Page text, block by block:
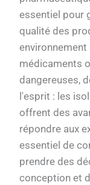
essentiel pour
qualité des
médicaments
dangereuses,
l'esprit : les
offrent des
répondre aux
essentiel de
prendre des
conception et